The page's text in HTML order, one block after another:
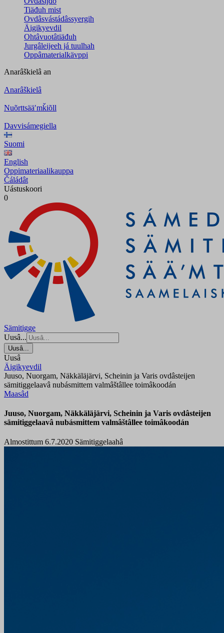
Tiäđuh mist
Ovdâsvástádâssyergih
Äigikyevdil
Ohtâvuotâtiäđuh
Jurgâleijeeh já tuulhah
Oppâmaterialkävppi
Anarâškielâ an
Anarâškielâ
Nuõrttsääʹmǩiõll
Davvisámegiella
Suomi
English
Oppimateriaalikauppa
Čáládât
Uástuskoori
0
Sämitigge
Uusâ...
Uusâ...
Uusâ
Äigikyevdil
Juuso, Nuorgam, Näkkäläjärvi, Scheinin ja Varis ovdâsteijen
sämitiggelaavâ nubásmittem valmâštâllee toimâkoodán
Maasâd
Juuso, Nuorgam, Näkkäläjärvi, Scheinin ja Varis ovdâsteijen
sämitiggelaavâ nubásmittem valmâštâllee toimâkoodán
Almostittum 6.7.2020 Sämitiggelaahâ